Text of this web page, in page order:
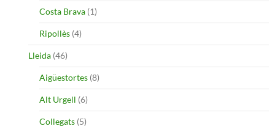
Costa Brava (1)
Ripollès (4)
Lleida (46)
Aigüestortes (8)
Alt Urgell (6)
Collegats (5)